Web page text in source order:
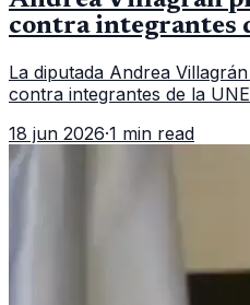
contra integrantes
La diputada Andrea
contra integrantes de la
18 jun 2026·1 min read